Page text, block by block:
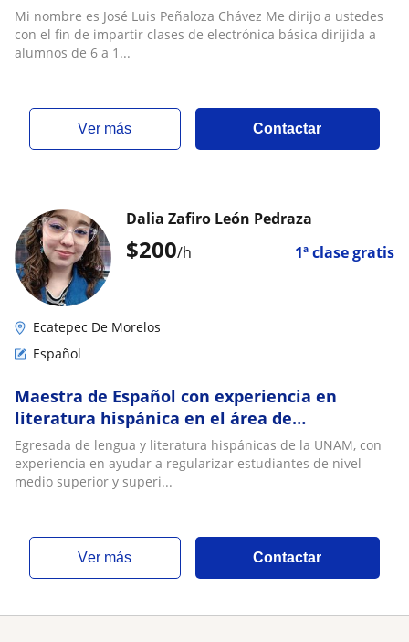
Mi nombre es José Luis Peñaloza Chávez Me dirijo a ustedes
con el fin de impartir clases de electrónica básica dirijida a
alumnos de 6 a 1...
ver más Contactar
$200/h 1ª clase gratis
Dalia Zafiro León Pedraza
Ecatepec De Morelos
Español
Maestra de Español con experiencia en
literatura hispánica en el área de
preparatoria y universidad
Egresada de lengua y literatura hispánicas de la UNAM, con
experiencia en ayudar a regularizar estudiantes de nivel
medio superior y superi...
ver más Contactar